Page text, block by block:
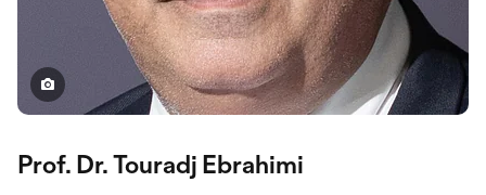
Prof. Dr. Touradj Ebrahimi